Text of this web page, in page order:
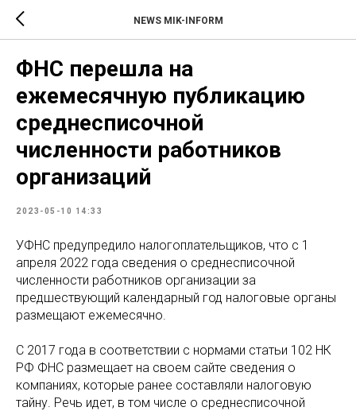
NEWS MIK-INFORM
ФНС перешла на
ежемесячную публикацию
среднесписочной
численности работников
организаций
2023-05-10 14:33
УФНС предупредило налогоплательщиков, что с 1
апреля 2022 года сведения о среднесписочной
численности работников организации за
предшествующий календарный год налоговые органы
размещают ежемесячно.
С 2017 года в соответствии с нормами статьи 102 НК
РФ ФНС размещает на своем сайте сведения о
компаниях, которые ранее составляли налоговую
тайну. Речь идет, в том числе о среднесписочной